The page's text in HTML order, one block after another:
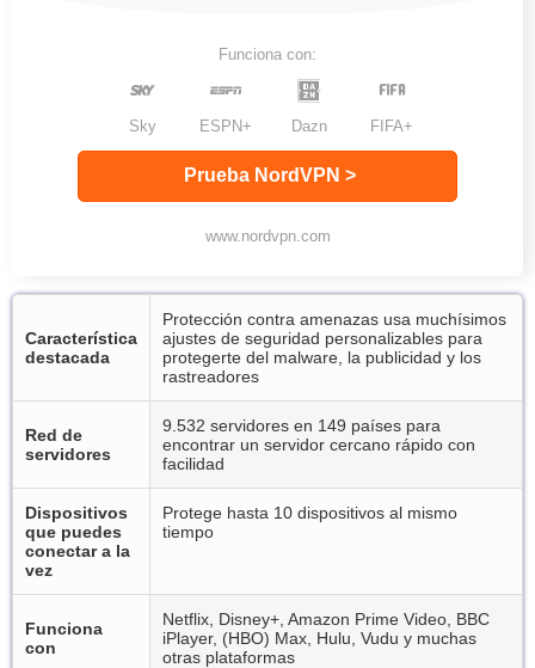
Funciona con:
Sky ESPN+ Dazn FIFA+
Prueba NordVPN >
www.nordvpn.com
Característica
destacada
Protección contra amenazas usa muchísimos
ajustes de seguridad personalizables para
protegerte del malware, la publicidad y los
rastreadores
Red de
servidores
9.532 servidores en 149 países para
encontrar un servidor cercano rápido con
facilidad
Dispositivos
que puedes
conectar a la
vez
Protege hasta 10 dispositivos al mismo
tiempo
Funciona
con
Netflix, Disney+, Amazon Prime Video, BBC
iPlayer, (HBO) Max, Hulu, Vudu y muchas
otras plataformas